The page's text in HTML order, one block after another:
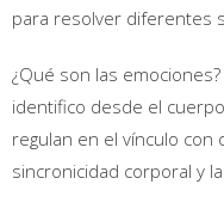
para resolver diferentes
¿Qué son las
identifico desde el
regulan en el vínculo con
sincronicidad corporal y